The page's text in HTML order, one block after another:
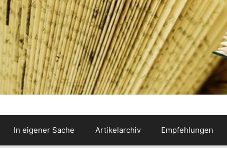
In eigener Sache Artikelarchiv Empfehlungen